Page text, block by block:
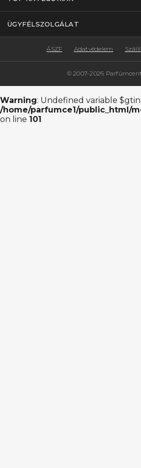
ÜGYFÉLSZOLGÁLAT
© 2007-2026
ÁSZF Adatvédelem
Warning: Undefined variable
/home/parfumce1/public_html/
on line 101